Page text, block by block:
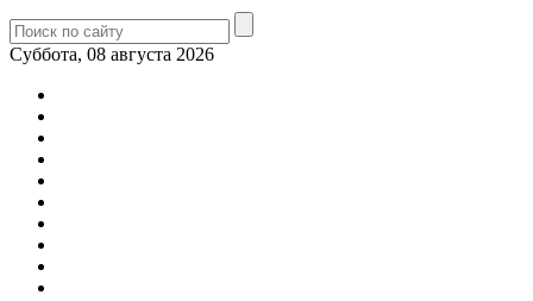
Суббота, 08 августа 2026